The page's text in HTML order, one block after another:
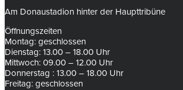
Am Donaustadion hinter der Haupttribüne
Öffnungszeiten
Montag: geschlossen
Dienstag: 13.00 – 18.00 Uhr
Mittwoch: 09.00 – 12.00 Uhr
Donnerstag : 13.00 – 18.00 Uhr
Freitag: geschlossen